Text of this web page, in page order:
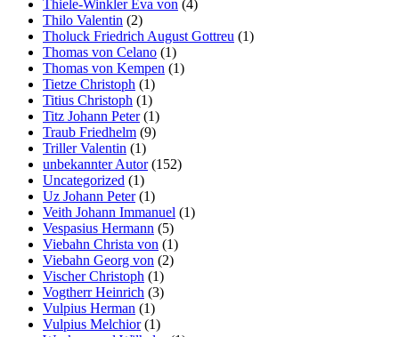
Thiele-Winkler Eva von (4)
Thilo Valentin (2)
Tholuck Friedrich August Gottreu (1)
Thomas von Celano (1)
Thomas von Kempen (1)
Tietze Christoph (1)
Titius Christoph (1)
Titz Johann Peter(1)
Traub Friedhelm (9)
Triller Valentin (1)
unbekannter Autor(152)
Uncategorized (1)
Uz Johann Peter(1)
Veith Johann Immanuel (1)
Vespasius Hermann (5)
Viebahn Christa von (1)
Viebahn Georg von (2)
Vischer Christoph (1)
Vogtherr Heinrich (3)
Vulpius Herman (1)
Vulpius Melchior(1)